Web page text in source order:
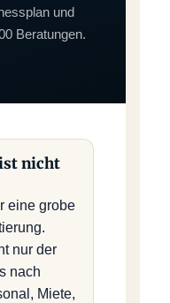
und
Beratungen.
nicht
eine grobe
nur der
nach
Miete,